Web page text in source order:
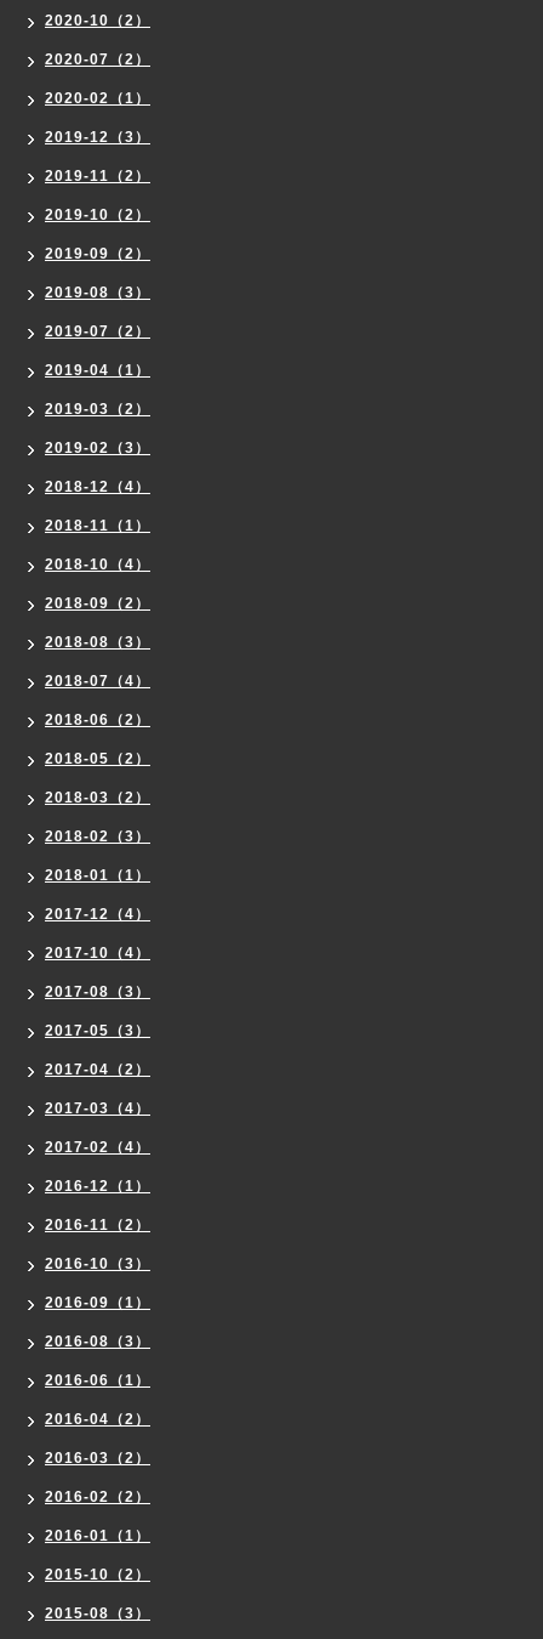
2020-10（2）
2020-07（2）
2020-02（1）
2019-12（3）
2019-11（2）
2019-10（2）
2019-09（2）
2019-08（3）
2019-07（2）
2019-04（1）
2019-03（2）
2019-02（3）
2018-12（4）
2018-11（1）
2018-10（4）
2018-09（2）
2018-08（3）
2018-07（4）
2018-06（2）
2018-05（2）
2018-03（2）
2018-02（3）
2018-01（1）
2017-12（4）
2017-10（4）
2017-08（3）
2017-05（3）
2017-04（2）
2017-03（4）
2017-02（4）
2016-12（1）
2016-11（2）
2016-10（3）
2016-09（1）
2016-08（3）
2016-06（1）
2016-04（2）
2016-03（2）
2016-02（2）
2016-01（1）
2015-10（2）
2015-08（3）